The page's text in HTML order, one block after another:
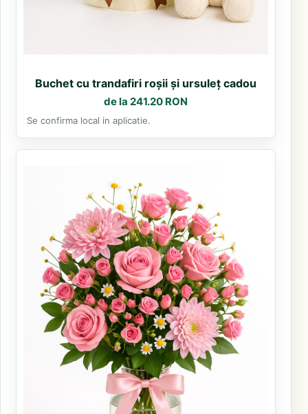
Buchet cu trandafiri roșii și ursuleț cadou
de la 241.20 RON
Se confirma local in aplicatie.